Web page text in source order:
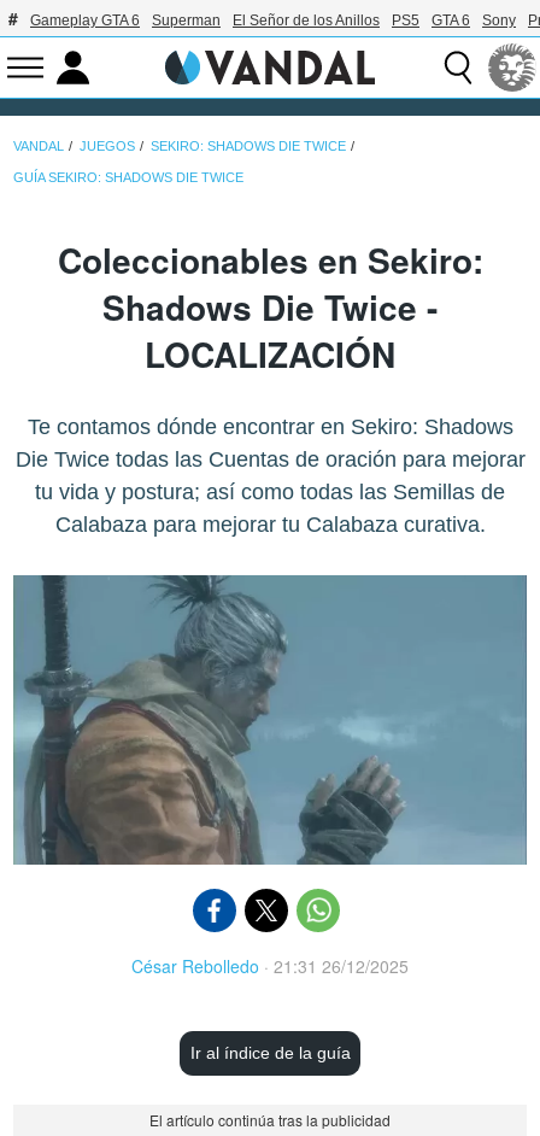
Gameplay GTA 6 Superman El Señor de los Anillos PS5 GTA 6 Sony
VANDAL JUEGOS SEKIRO: SHADOWS DIE TWICE
GUÍA SEKIRO: SHADOWS DIE TWICE
Coleccionables en Sekiro:
Shadows Die Twice -
LOCALIZACIÓN
Te contamos dónde encontrar en Sekiro: Shadows
Die Twice todas las Cuentas de oración para mejorar
tu vida y postura; así como todas las Semillas de
Calabaza para mejorar tu Calabaza curativa.
César Rebolledo · 21:31 26/12/2025
Ir al índice de la guía